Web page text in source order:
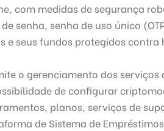
com medidas de segurança
senha, senha de uso único
e seus fundos protegidos contra
o gerenciamento dos
de configurar
planos, serviços de
de Sistema de